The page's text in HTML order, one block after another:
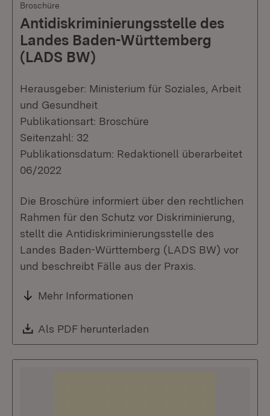
Broschüre
Antidiskriminierungsstelle des
Landes Baden-Württemberg
(LADS BW)
Herausgeber: Ministerium für Soziales, Arbeit
und Gesundheit
Publikationsart: Broschüre
Seitenzahl: 32
Publikationsdatum: Redaktionell überarbeitet
06/2022
Die Broschüre informiert über den rechtlichen
Rahmen für den Schutz vor Diskriminierung,
stellt die Antidiskriminierungsstelle des
Landes Baden-Württemberg (LADS BW) vor
und beschreibt Fälle aus der Praxis.
Mehr Informationen
Download:
Als PDF herunterladen